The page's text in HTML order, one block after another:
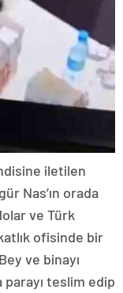
iletilen
Nas’ın orada
ve Türk
ofisinde bir
ve binayı
parayı teslim edip